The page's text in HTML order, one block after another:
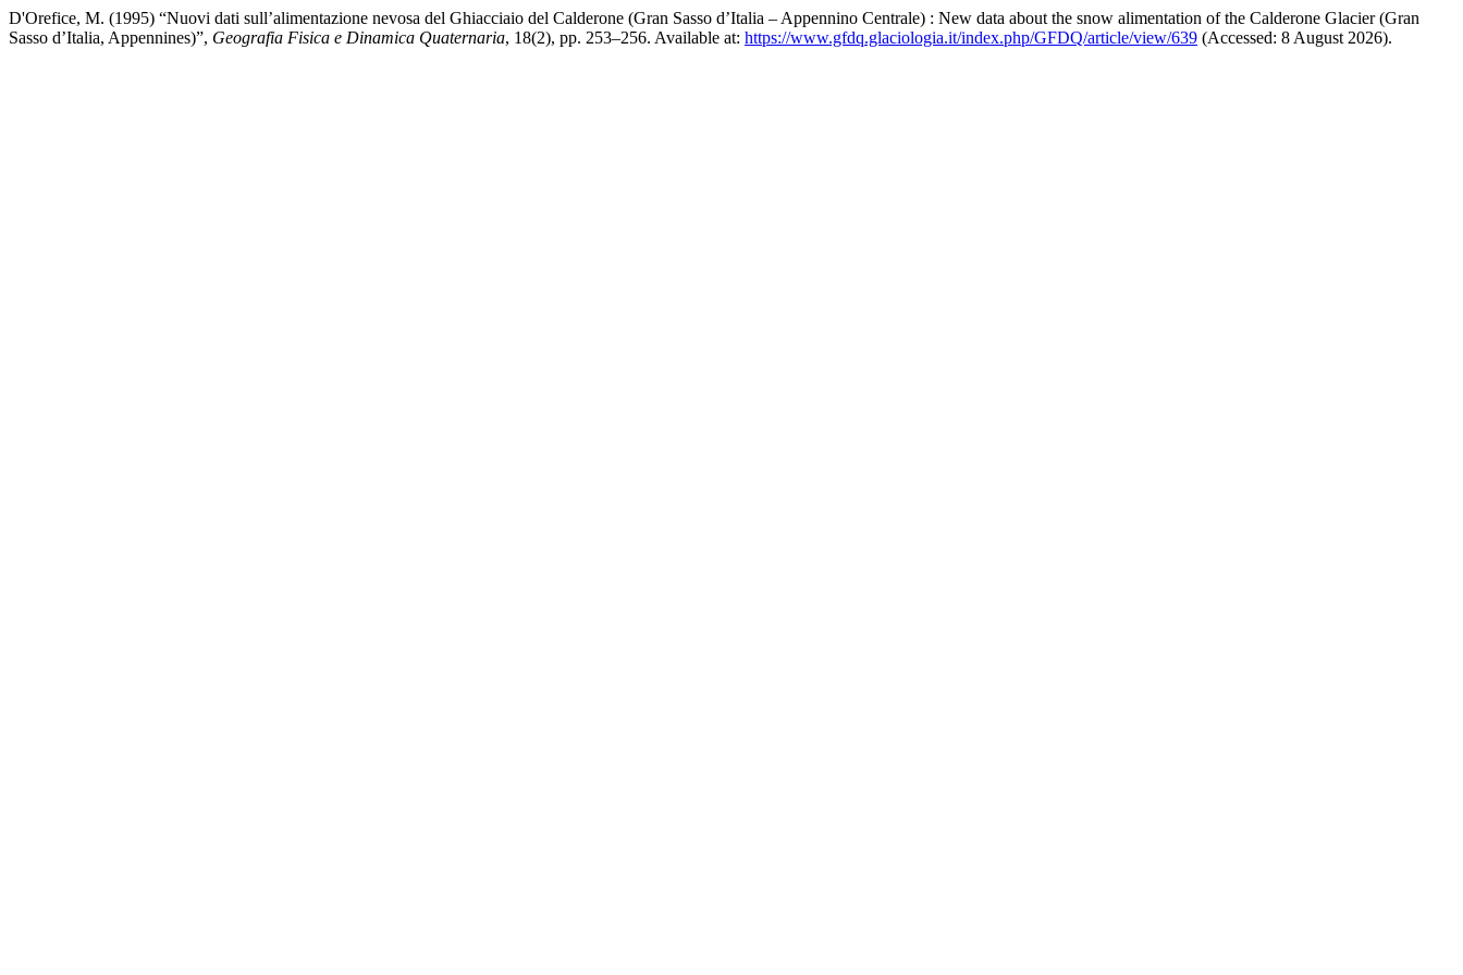
D'Orefice, M. (1995) “Nuovi dati sull’alimentazione nevosa del Ghiacciaio del Calderone (Gran Sasso d’Italia – Appennino Centrale) : New data about the snow alimentation of the Calderone Glacier (Gran
Sasso d’Italia, Appennines)”, Geografia Fisica e Dinamica Quaternaria, 18(2), pp. 253–256. Available at: https://www.gfdq.glaciologia.it/index.php/GFDQ/article/view/639 (Accessed: 8 August 2026).